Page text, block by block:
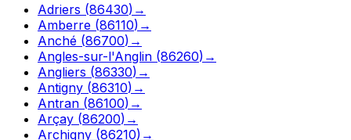
Adriers (86430) →
Amberre (86110) →
Anché (86700) →
Angles-sur-l'Anglin (86260) →
Angliers (86330) →
Antigny (86310) →
Antran (86100) →
Arçay (86200) →
Archigny (86210) →